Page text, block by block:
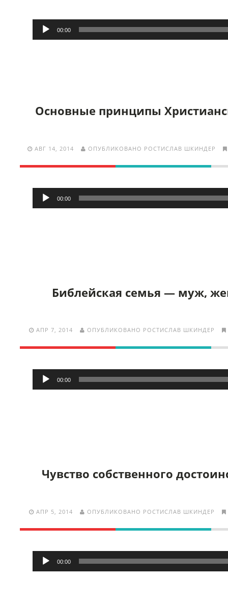
Аудиоплеер
00:00
Основные принципы
АВГ 14, 2014 ОПУБЛИКОВАНО РОСТИСЛАВ ШКИНДЕР
Аудиоплеер
00:00
Библейская семья — муж,
АПР 7, 2014 ОПУБЛИКОВАНО РОСТИСЛАВ ШКИНДЕР
Аудиоплеер
00:00
Чувство собственного
АПР 5, 2014 ОПУБЛИКОВАНО РОСТИСЛАВ ШКИНДЕР
Аудиоплеер
00:00